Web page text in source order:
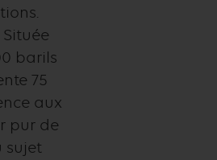
barils
75
aux
pur de
sujet